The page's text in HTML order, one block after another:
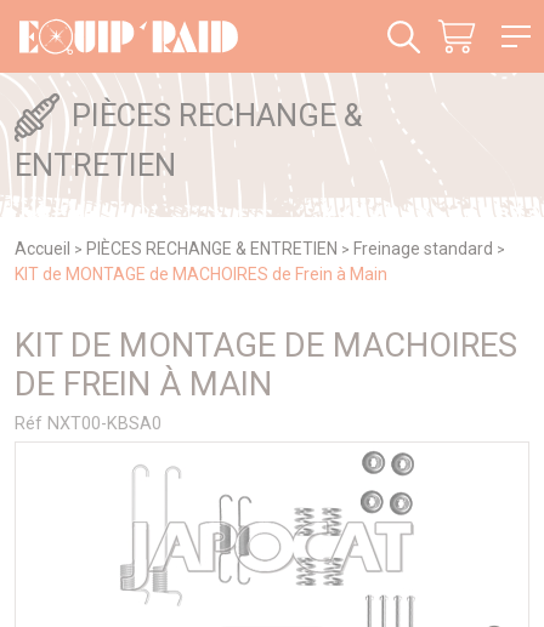
PIÈCES RECHANGE &
ENTRETIEN
Accueil > PIÈCES RECHANGE & ENTRETIEN > Freinage standard >
KIT de MONTAGE de MACHOIRES de Frein à Main
KIT DE MONTAGE DE MACHOIRES
DE FREIN À MAIN
Réf NXT00-KBSA0
Panneau de gestion des cookies